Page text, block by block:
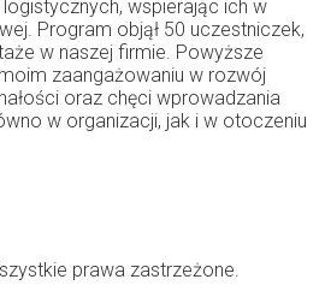
wspierając ich w
Program objął 50 uczestniczek,
w naszej firmie. Powyższe
zaangażowaniu w rozwój
oraz chęci wprowadzania
w organizacji, jak i w otoczeniu
prawa zastrzeżone.